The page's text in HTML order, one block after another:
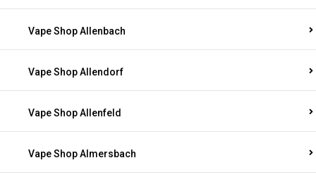
Vape Shop Allenbach
Vape Shop Allendorf
Vape Shop Allenfeld
Vape Shop Almersbach